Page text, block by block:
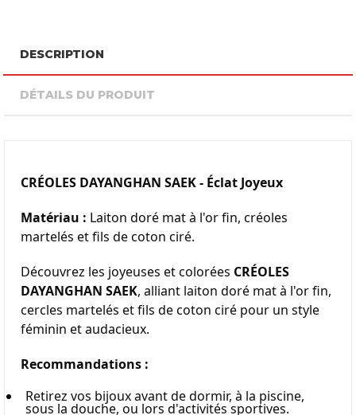
DESCRIPTION
DÉTAILS DU PRODUIT
CRÉOLES DAYANGHAN SAEK - Éclat Joyeux
Matériau : Laiton doré mat à l'or fin, créoles
martelés et fils de coton ciré.
Découvrez les joyeuses et colorées CRÉOLES
DAYANGHAN SAEK, alliant laiton doré mat à l'or fin,
cercles martelés et fils de coton ciré pour un style
féminin et audacieux.
Recommandations :
Retirez vos bijoux avant de dormir, à la piscine,
sous la douche, ou lors d'activités sportives.